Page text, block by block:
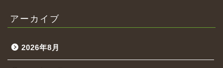
アーカイブ
2026年8月